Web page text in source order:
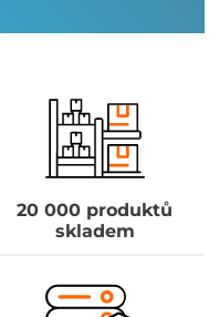
20 000 produktů
skladem